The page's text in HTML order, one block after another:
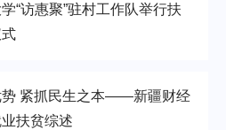
“访惠聚”驻村工作队举行扶
势 紧抓民生之本——新疆财经
扶贫综述